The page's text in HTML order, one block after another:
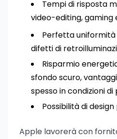
Tempi di risposta
video-editing, gaming
Perfetta
difetti di
Risparmio
sfondo scuro,
spesso in condizioni
Possibilità di
Apple lavorerà con